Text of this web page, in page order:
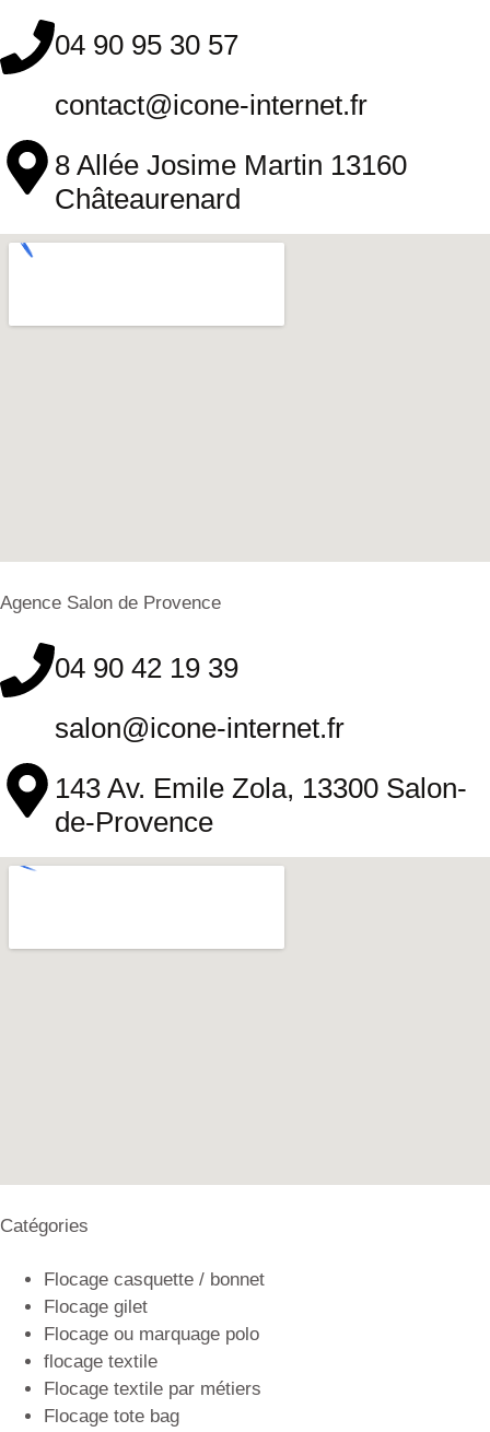
04 90 95 30 57
contact@icone-internet.fr
8 Allée Josime Martin 13160
Châteaurenard
Agence Salon de Provence
04 90 42 19 39
salon@icone-internet.fr
143 Av. Emile Zola, 13300 Salon-
de-Provence
Catégories
Flocage casquette / bonnet
Flocage gilet
Flocage ou marquage polo
flocage textile
Flocage textile par métiers
Flocage tote bag